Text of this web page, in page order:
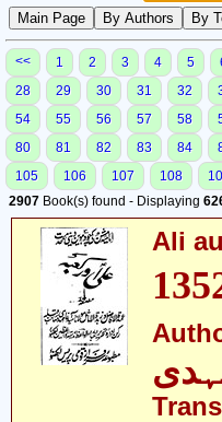
<< 1 2 3 4 5
28
29 30 31 32
54
55 56 57 58
80
81 82 83 84
105
106 107 108
2907 Book(s) found - Displaying
Ali